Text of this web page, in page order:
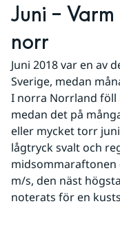
Juni –
norr
Juni 2018 var en av
Sverige, medan
I norra Norrland
medan det på
eller mycket torr
lågtryck svalt och
midsommaraftonen
m/s, den näst
noterats för en